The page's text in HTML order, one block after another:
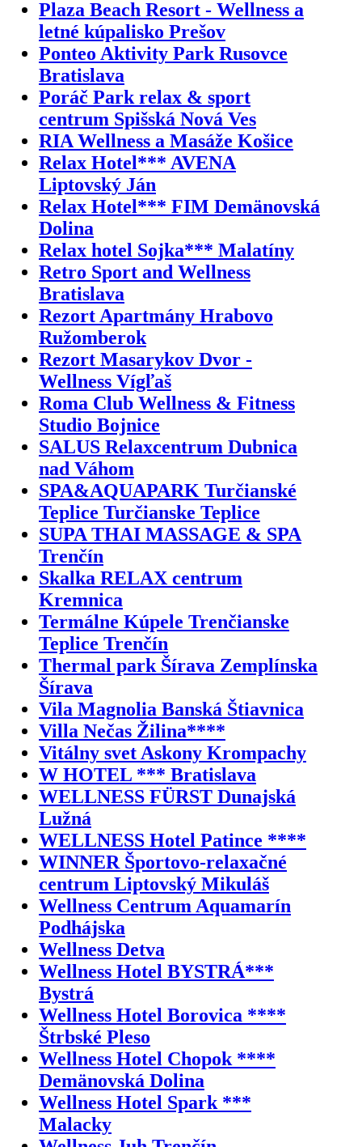
Plaza Beach Resort - Wellness a
letné kúpalisko Prešov
Ponteo Aktivity Park Rusovce
Bratislava
Poráč Park relax & sport
centrum Spišská Nová Ves
RIA Wellness a Masáže Košice
Relax Hotel*** AVENA
Liptovský Ján
Relax Hotel*** FIM Demänovská
Dolina
Relax hotel Sojka*** Malatíny
Retro Sport and Wellness
Bratislava
Rezort Apartmány Hrabovo
Ružomberok
Rezort Masarykov Dvor -
Wellness Vígľaš
Roma Club Wellness & Fitness
Studio Bojnice
SALUS Relaxcentrum Dubnica
nad Váhom
SPA&AQUAPARK Turčianské
Teplice Turčianske Teplice
SUPA THAI MASSAGE & SPA
Trenčín
Skalka RELAX centrum
Kremnica
Termálne Kúpele Trenčianske
Teplice Trenčín
Thermal park Šírava Zemplínska
Šírava
Vila Magnolia Banská Štiavnica
Villa Nečas Žilina****
Vitálny svet Askony Krompachy
W HOTEL *** Bratislava
WELLNESS FÜRST Dunajská
Lužná
WELLNESS Hotel Patince ****
WINNER Športovo-relaxačné
centrum Liptovský Mikuláš
Wellness Centrum Aquamarín
Podhájska
Wellness Detva
Wellness Hotel BYSTRÁ***
Bystrá
Wellness Hotel Borovica ****
Štrbské Pleso
Wellness Hotel Chopok ****
Demänovská Dolina
Wellness Hotel Spark ***
Malacky